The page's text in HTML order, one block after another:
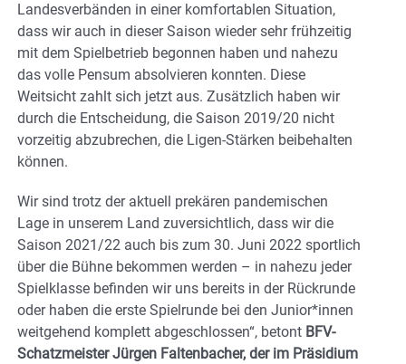
Landesverbänden in einer komfortablen Situation,
dass wir auch in dieser Saison wieder sehr frühzeitig
mit dem Spielbetrieb begonnen haben und nahezu
das volle Pensum absolvieren konnten. Diese
Weitsicht zahlt sich jetzt aus. Zusätzlich haben wir
durch die Entscheidung, die Saison 2019/20 nicht
vorzeitig abzubrechen, die Ligen-Stärken beibehalten
können.
Wir sind trotz der aktuell prekären pandemischen
Lage in unserem Land zuversichtlich, dass wir die
Saison 2021/22 auch bis zum 30. Juni 2022 sportlich
über die Bühne bekommen werden – in nahezu jeder
Spielklasse befinden wir uns bereits in der Rückrunde
oder haben die erste Spielrunde bei den Junior*innen
weitgehend komplett abgeschlossen“, betont BFV-
Schatzmeister Jürgen Faltenbacher, der im Präsidium